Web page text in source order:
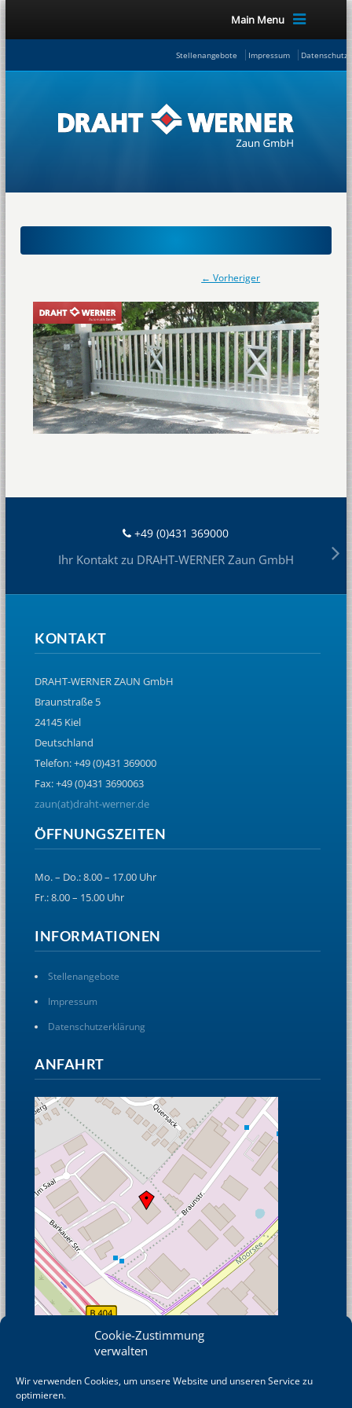
Cookie-Zustimmung
verwalten
Wir verwenden Cookies, um unsere Website und unseren Service zu
optimieren.
Main Menu
Stellenangebote Impressum
← Vorheriger
+49 (0)431 369000
Ihr Kontakt zu DRAHT-WERNER Zaun GmbH
KONTAKT
DRAHT-WERNER ZAUN GmbH
Braunstraße 5
24145 Kiel
Deutschland
Telefon: +49 (0)431 369000
Fax: +49 (0)431 3690063
zaun(at)draht-werner.de
ÖFFNUNGSZEITEN
Mo. – Do.: 8.00 – 17.00 Uhr
Fr.: 8.00 – 15.00 Uhr
INFORMATIONEN
Stellenangebote
Impressum
Datenschutzerklärung
ANFAHRT
© OpenStreetMap